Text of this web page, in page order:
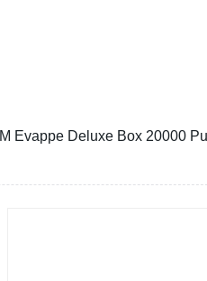
Evappe Deluxe Box 20000